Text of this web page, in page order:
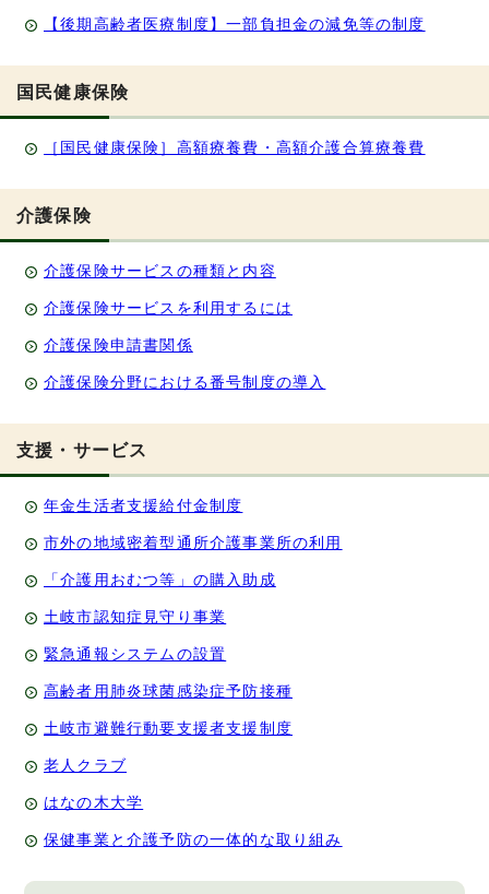
【後期高齢者医療制度】一部負担金の減免等の制度
国民健康保険
［国民健康保険］高額療養費・高額介護合算療養費
介護保険
介護保険サービスの種類と内容
介護保険サービスを利用するには
介護保険申請書関係
介護保険分野における番号制度の導入
支援・サービス
年金生活者支援給付金制度
市外の地域密着型通所介護事業所の利用
「介護用おむつ等」の購入助成
土岐市認知症見守り事業
緊急通報システムの設置
高齢者用肺炎球菌感染症予防接種
土岐市避難行動要支援者支援制度
老人クラブ
はなの木大学
保健事業と介護予防の一体的な取り組み